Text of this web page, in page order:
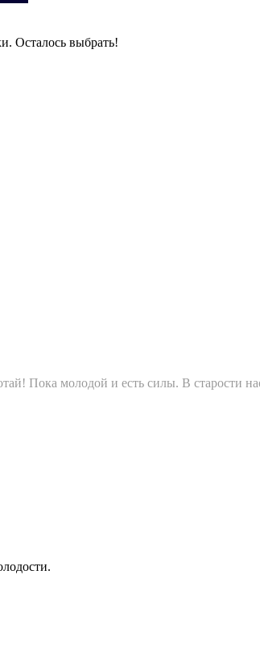
Осталось выбрать!
Пока молодой и есть силы. В старости